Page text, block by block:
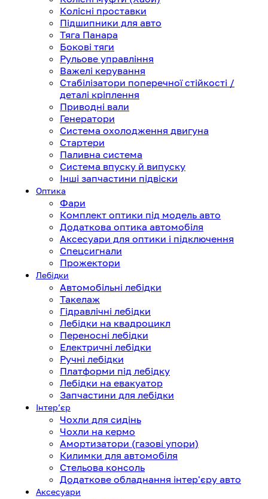
Колісні проставки
Підшипники для авто
Тяга Панара
Бокові тяги
Рульове управління
Важелі керування
Стабілізатори поперечної стійкості /
деталі кріплення
Приводні вали
Генератори
Система охолодження двигуна
Стартери
Паливна система
Система впуску й випуску
Інші запчастини підвіски
Оптика
Фари
Комплект оптики під модель авто
Додаткова оптика автомобіля
Аксесуари для оптики і підключення
Спецсигнали
Прожектори
Лебідки
Автомобільні лебідки
Такелаж
Гідравлічні лебідки
Лебідки на квадроцикл
Переносні лебідки
Електричні лебідки
Ручні лебідки
Платформи під лебідку
Лебідки на евакуатор
Запчастини для лебідки
Інтерʼєр
Чохли для сидінь
Чохли на кермо
Амортизатори (газові упори)
Килимки для автомобіля
Стельова консоль
Додаткове обладнання інтер'єру авто
Аксесуари